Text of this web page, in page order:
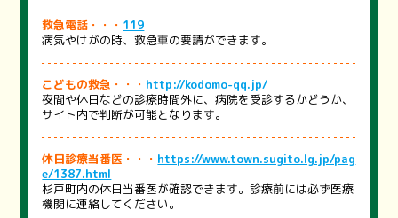
救急電話・・・ 119
病気やけがの時、救急車の要請ができます。
こどもの救急・・・ http://kodomo-qq.jp/
夜間や休日などの診療時間外に、病院を受診するかどうか、
サイト内で判断が可能となります。
休日診療当番医・・・ https://www.town.sugito.lg.jp/pag
e/1387.html
杉戸町内の休日当番医が確認できます。診療前には必ず医療
機関に連絡してください。